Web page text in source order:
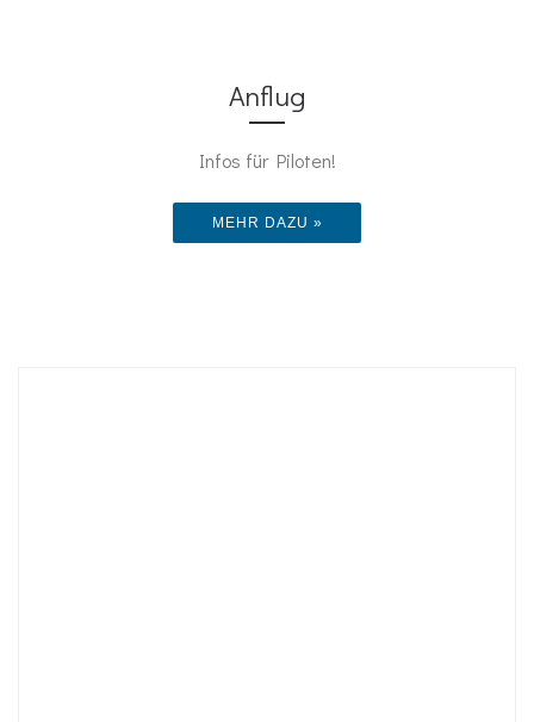
Anflug
Infos für Piloten!
MEHR DAZU »